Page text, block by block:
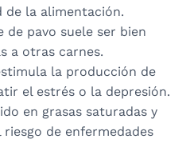
de la alimentación.
de pavo suele ser bien
a otras carnes.
la producción de
el estrés o la depresión.
en grasas saturadas y
de enfermedades